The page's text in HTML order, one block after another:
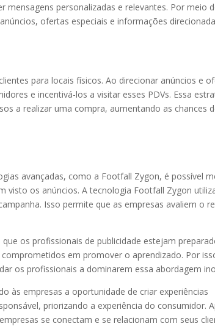
personalizadas e relevantes. Por meio
ofertas especiais e informações
para locais físicos. Ao direcionar anúncios e
e incentivá-los a visitar esses PDVs. Essa
a realizar uma compra, aumentando as chances
avançadas, como a Footfall Zygon, é possível
visto os anúncios. A tecnologia Footfall Zygon
Isso permite que as empresas avaliem o
os profissionais de publicidade estejam
em promover o aprendizado. Por
os profissionais a dominarem essa abordagem
às empresas a oportunidade de criar experiências
priorizando a experiência do consumidor.
se conectam e se relacionam com seus